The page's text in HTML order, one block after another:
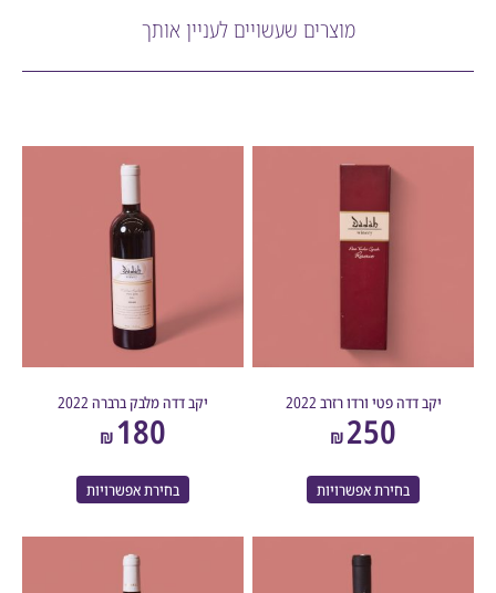
מוצרים שעשויים לעניין אותך
יקב דדה פטי ורדו רזרב 2022
₪
בחירת אפשרויות
יקב דדה מלבק ברברה 2022
₪
בחירת אפשרויות